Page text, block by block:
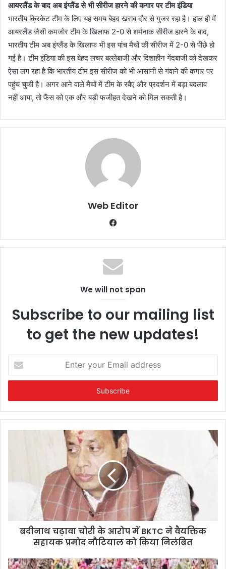
आयरलैंड के बाद अब इंग्लैंड से भी सीरीज हारने की कगार पर टीम इंडिया
भारतीय क्रिकेट टीम के लिए यह समय बेहद खराब दौर से गुजर रहा है। हाल ही में
आयरलैंड जैसी कमजोर टीम के खिलाफ 2-0 से शर्मनाक सीरीज हारने के बाद,
भारतीय टीम अब इंग्लैंड के खिलाफ भी इस पांच मैचों की सीरीज में 2-0 से पीछे हो
गई है। टीम इंडिया की इस बेहद लचर बल्लेबाजी और दिशाहीन गेंदबाजी को देखकर
ऐसा लग रहा है कि भारतीय टीम इस सीरीज को भी आसानी से गंवाने की कगार पर
पहुंच चुकी है। अगर आने वाले मैचों में टीम के रवैए और प्रदर्शन में बड़ा बदलाव
नहीं आया, तो फैंस को एक और बड़ी फजीहत देखने को मिल सकती है।
Web Editor
Facebook
We will not span
Subscribe to our mailing list
to get the new updates!
your
Email
बदीनाथ चढ़ावा चोरी के आरोप में BKTC ने वैयक्तिक
सहायक प्रमोद नौटियाल को किया निलंबित